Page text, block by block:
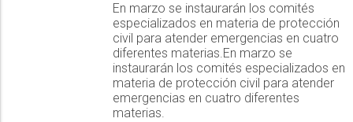
En marzo se instaurarán los comités
especializados en materia de protección
civil para atender emergencias en cuatro
diferentes materias.En marzo se
instaurarán los comités especializados en
materia de protección civil para atender
emergencias en cuatro diferentes
materias.